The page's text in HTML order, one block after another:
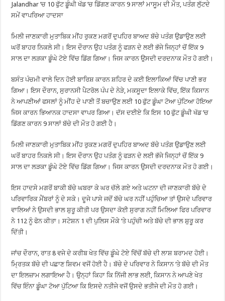
Jalandhar ’ਚ 10 ਫੁੱਟ ਡੂੰਘੀ ਖੱਡ ’ਚ ਡਿੱਗਣ ਕਾਰਨ 9 ਸਾਲਾਂ ਮਾਸੂਮ ਦੀ ਮੌਤ, ਪਤੰਗ ਲੁੱਟਦੇ
ਸਮੇਂ ਵਾਪਰਿਆ ਹਾਦਸਾ
ਮਿਲੀ ਜਾਣਕਾਰੀ ਮੁਤਾਬਿਕ ਮੀਂਹ ਰੁਕਣ ਮਗਰੋਂ ਦੁਪਹਿਰ ਬਾਅਦ ਬੱਚੇ ਪਤੰਗ ਉਡਾਉਣ ਲਈ
ਘਰੋਂ ਬਾਹਰ ਨਿਕਲੇ ਸੀ। ਇਸ ਦੌਰਾਨ ਉਹ ਪਤੰਗ ਨੂੰ ਫੜਨ ਦੇ ਲਈ ਭੱਜੇ ਜਿਨ੍ਹਾਂ ਚੋਂ ਇੱਕ 9
ਸਾਲ ਦਾ ਲੜਕਾ ਡੂੰਘੇ ਟੋਏ ਵਿੱਚ ਡਿੱਗ ਗਿਆ। ਜਿਸ ਕਾਰਨ ਉਸਦੀ ਦਰਦਨਾਕ ਮੌਤ ਹੋ ਗਈ।
ਬਸੰਤ ਪੰਚਮੀ ਵਾਲੇ ਦਿਨ ਹੋਈ ਬਾਰਿਸ਼ ਕਾਰਨ ਸ਼ਹਿਰ ਦੇ ਕਈ ਇਲਾਕਿਆਂ ਵਿੱਚ ਪਾਣੀ ਭਰ
ਗਿਆ। ਇਸ ਦੌਰਾਨ, ਸੁਰਾਨਸੀ ਪੈਟਰੋਲ ਪੰਪ ਦੇ ਨੇੜੇ, ਮਕਸੂਦਾ ਇਲਾਕੇ ਵਿੱਚ, ਇੱਕ ਕਿਸਾਨ
ਨੇ ਆਪਣੀਆਂ ਫਸਲਾਂ ਨੂੰ ਮੀਂਹ ਦੇ ਪਾਣੀ ਤੋਂ ਬਚਾਉਣ ਲਈ 10 ਫੁੱਟ ਡੂੰਘਾ ਟੋਆ ਪੁੱਟਿਆ ਹੋਇਆ
ਜਿਸ ਕਾਰਨ ਭਿਆਨਕ ਹਾਦਸਾ ਵਾਪਰ ਗਿਆ। ਦੱਸ ਦਈਏ ਕਿ ਇਸ 10 ਫੁੱਟ ਡੂੰਘੀ ਖੱਡ ’ਚ
ਡਿੱਗਣ ਕਾਰਨ 9 ਸਾਲਾਂ ਬੱਚੇ ਦੀ ਮੌਤ ਹੋ ਗਈ ਹੈ।
ਮਿਲੀ ਜਾਣਕਾਰੀ ਮੁਤਾਬਿਕ ਮੀਂਹ ਰੁਕਣ ਮਗਰੋਂ ਦੁਪਹਿਰ ਬਾਅਦ ਬੱਚੇ ਪਤੰਗ ਉਡਾਉਣ ਲਈ
ਘਰੋਂ ਬਾਹਰ ਨਿਕਲੇ ਸੀ। ਇਸ ਦੌਰਾਨ ਉਹ ਪਤੰਗ ਨੂੰ ਫੜਨ ਦੇ ਲਈ ਭੱਜੇ ਜਿਨ੍ਹਾਂ ਚੋਂ ਇੱਕ 9
ਸਾਲ ਦਾ ਲੜਕਾ ਡੂੰਘੇ ਟੋਏ ਵਿੱਚ ਡਿੱਗ ਗਿਆ। ਜਿਸ ਕਾਰਨ ਉਸਦੀ ਦਰਦਨਾਕ ਮੌਤ ਹੋ ਗਈ।
ਇਸ ਹਾਦਸੇ ਮਗਰੋਂ ਬਾਕੀ ਬੱਚੇ ਘਬਰਾ ਕੇ ਘਰ ਚੱਲੇ ਗਏ ਅਤੇ ਘਟਨਾ ਦੀ ਜਾਣਕਾਰੀ ਬੱਚੇ ਦੇ
ਪਰਿਵਾਰਿਕ ਮੈਂਬਰਾਂ ਨੂੰ ਦੇ ਸਕੇ। ਦੂਜੇ ਪਾਸੇ ਜਦੋਂ ਬੱਚੇ ਘਰ ਨਹੀਂ ਪਹੁੰਚਿਆ ਤਾਂ ਉਸਦੇ ਪਰਿਵਾਰ
ਵਾਲਿਆਂ ਨੇ ਉਸਦੀ ਭਾਲ ਸ਼ੁਰੂ ਕੀਤੀ ਪਰ ਉਸਦਾ ਕੋਈ ਸੁਰਾਗ ਨਹੀਂ ਮਿਲਿਆ ਫਿਰ ਪਰਿਵਾਰ
ਨੇ 112 ਨੂੰ ਫੋਨ ਕੀਤਾ। ਸਟੇਸ਼ਨ 1 ਦੀ ਪੁਲਿਸ ਮੌਕੇ ‘ਤੇ ਪਹੁੰਚੀ ਅਤੇ ਬੱਚੇ ਦੀ ਭਾਲ ਸ਼ੁਰੂ ਕਰ
ਦਿੱਤੀ।
ਜਾਂਚ ਦੌਰਾਨ, ਰਾਤ ​​8 ਵਜੇ ਦੇ ਕਰੀਬ ਖੇਤ ਵਿੱਚ ਡੂੰਘੇ ਟੋਏ ਵਿੱਚੋਂ ਬੱਚੇ ਦੀ ਲਾਸ਼ ਬਰਾਮਦ ਹੋਈ।
ਮ੍ਰਿਤਕ ਬੱਚੇ ਦੀ ਪਛਾਣ ਸ਼ਿਵਮ ਵਜੋਂ ਹੋਈ ਹੈ। ਬੱਚੇ ਦੇ ਪਰਿਵਾਰ ਨੇ ਕਿਸਾਨ ‘ਤੇ ਬੱਚੇ ਦੀ ਮੌਤ
ਦਾ ਇਲਜ਼ਾਮ ਲਗਾਇਆ ਹੈ। ਉਨ੍ਹਾਂ ਕਿਹਾ ਕਿ ਨਿੱਜੀ ਲਾਭ ਲਈ, ਕਿਸਾਨ ਨੇ ਆਪਣੇ ਖੇਤ
ਵਿੱਚ ਇੰਨਾ ਡੂੰਘਾ ਟੋਆ ਪੁੱਟਿਆ ਕਿ ਇਸਦੇ ਨਤੀਜੇ ਵਜੋਂ ਉਸਦੇ ਭਤੀਜੇ ਦੀ ਮੌਤ ਹੋ ਗਈ।